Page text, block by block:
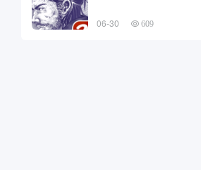
06-30 609